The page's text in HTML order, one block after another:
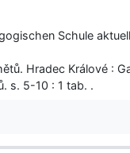
Schule
Hradec Králové :
s. 5-10 : 1 tab. .